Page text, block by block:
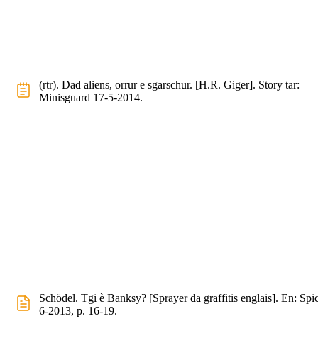
(rtr). Dad aliens, orrur e sgarschur. [H.R. Giger]. Story tar:
Minisguard 17-5-2014.
Schödel. Tgi è Banksy? [Sprayer da graffitis englais]. En:
6-2013, p. 16-19.